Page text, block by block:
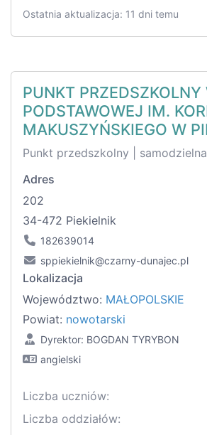
Ostatnia aktualizacja: 11 dni temu
PUNKT PRZEDSZKOLNY
PODSTAWOWEJ IM.
MAKUSZYŃSKIEGO W
Punkt przedszkolny | samodzielna
Adres
202
34-472 Piekielnik
182639014
sppiekielnik@czarny-dunajec.pl
Lokalizacja
Województwo: MAŁOPOLSKIE
Powiat: nowotarski
Dyrektor: BOGDAN TYRYBON
angielski
Liczba uczniów:
Liczba oddziałów: